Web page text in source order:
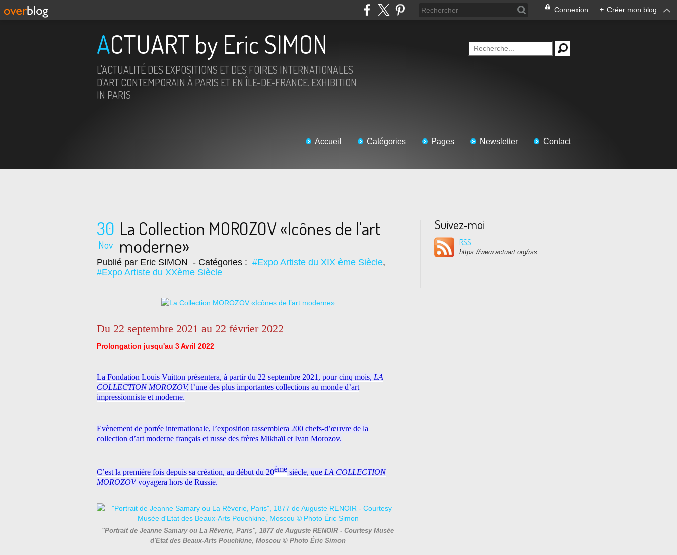
Connexion + Créer mon blog
ACTUART by Eric SIMON
L'ACTUALITÉ DES EXPOSITIONS ET DES FOIRES INTERNATIONALES
D'ART CONTEMPORAIN À PARIS ET EN ÎLE-DE-FRANCE. EXHIBITION
IN PARIS
Accueil Catégories Pages Newsletter Contact
30
Nov
La Collection MOROZOV «Icônes de l’art
moderne»
Publié par Eric SIMON - Catégories : #Expo Artiste du XIX ème Siècle,
#Expo Artiste du XXème Siècle
Du 22 septembre 2021 au 22 février 2022
Prolongation jusqu'au 3 Avril 2022
La Fondation Louis Vuitton présentera, à partir du 22 septembre 2021, pour cinq mois, LA
COLLECTION MOROZOV, l’une des plus importantes collections au monde d’art
impressionniste et moderne.
Evènement de portée internationale, l’exposition rassemblera 200 chefs-d’œuvre de la
collection d’art moderne français et russe des frères Mikhaïl et Ivan Morozov.
C’est la première fois depuis sa création, au début du 20ème siècle, que LA COLLECTION
MOROZOV voyagera hors de Russie.
"Portrait de Jeanne Samary ou La Rêverie, Paris", 1877 de Auguste RENOIR - Courtesy Musée
d'Etat des Beaux-Arts Pouchkine, Moscou © Photo Éric Simon
Suivez-moi
RSS
https://www.actuart.org/rss